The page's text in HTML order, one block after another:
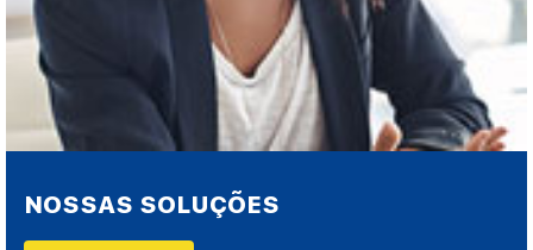
NOSSAS SOLUÇÕES